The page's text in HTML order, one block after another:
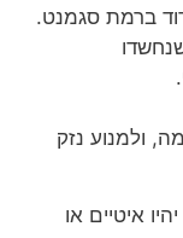
ברמת סגמנט.
ולמנוע נזק
איטיים או